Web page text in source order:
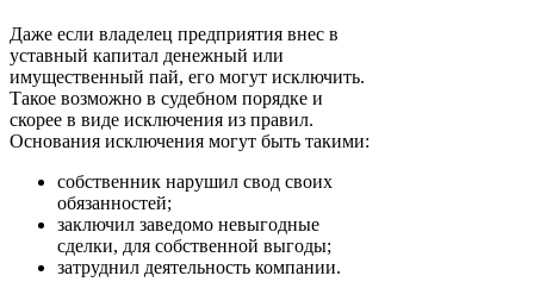
Даже если владелец предприятия внес в
уставный капитал денежный или
имущественный пай, его могут исключить.
Такое возможно в судебном порядке и
скорее в виде исключения из правил.
Основания исключения могут быть такими:
собственник нарушил свод своих
обязанностей;
заключил заведомо невыгодные
сделки, для собственной выгоды;
затруднил деятельность компании.